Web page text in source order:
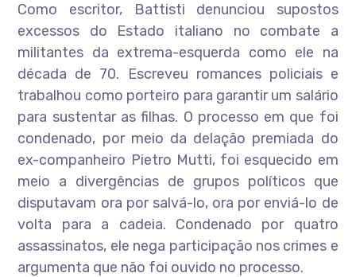
Como escritor, Battisti denunciou supostos
excessos do Estado italiano no combate a
militantes da extrema-esquerda como ele na
década de 70. Escreveu romances policiais e
trabalhou como porteiro para garantir um salário
para sustentar as filhas. O processo em que foi
condenado, por meio da delação premiada do
ex-companheiro Pietro Mutti, foi esquecido em
meio a divergências de grupos políticos que
disputavam ora por salvá-lo, ora por enviá-lo de
volta para a cadeia. Condenado por quatro
assassinatos, ele nega participação nos crimes e
argumenta que não foi ouvido no processo.